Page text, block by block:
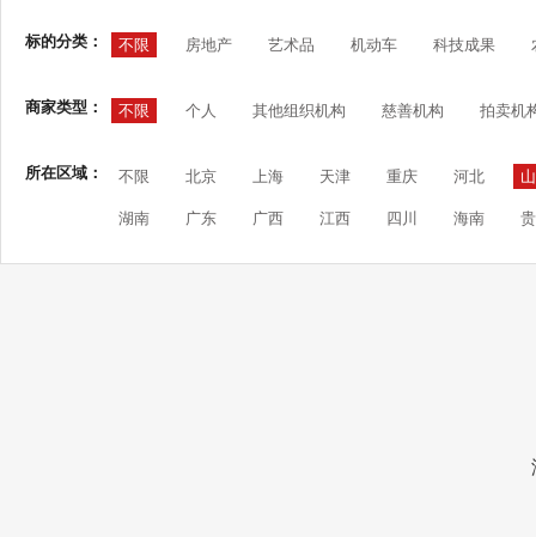
标的分类： 不限 房地产 艺术品 机动车 科技成果
商家类型： 不限 个人 其他组织机构 慈善机构 拍卖机
所在区域： 不限 北京 上海 天津 重庆 河北
湖南 广东 广西 江西 四川 海南